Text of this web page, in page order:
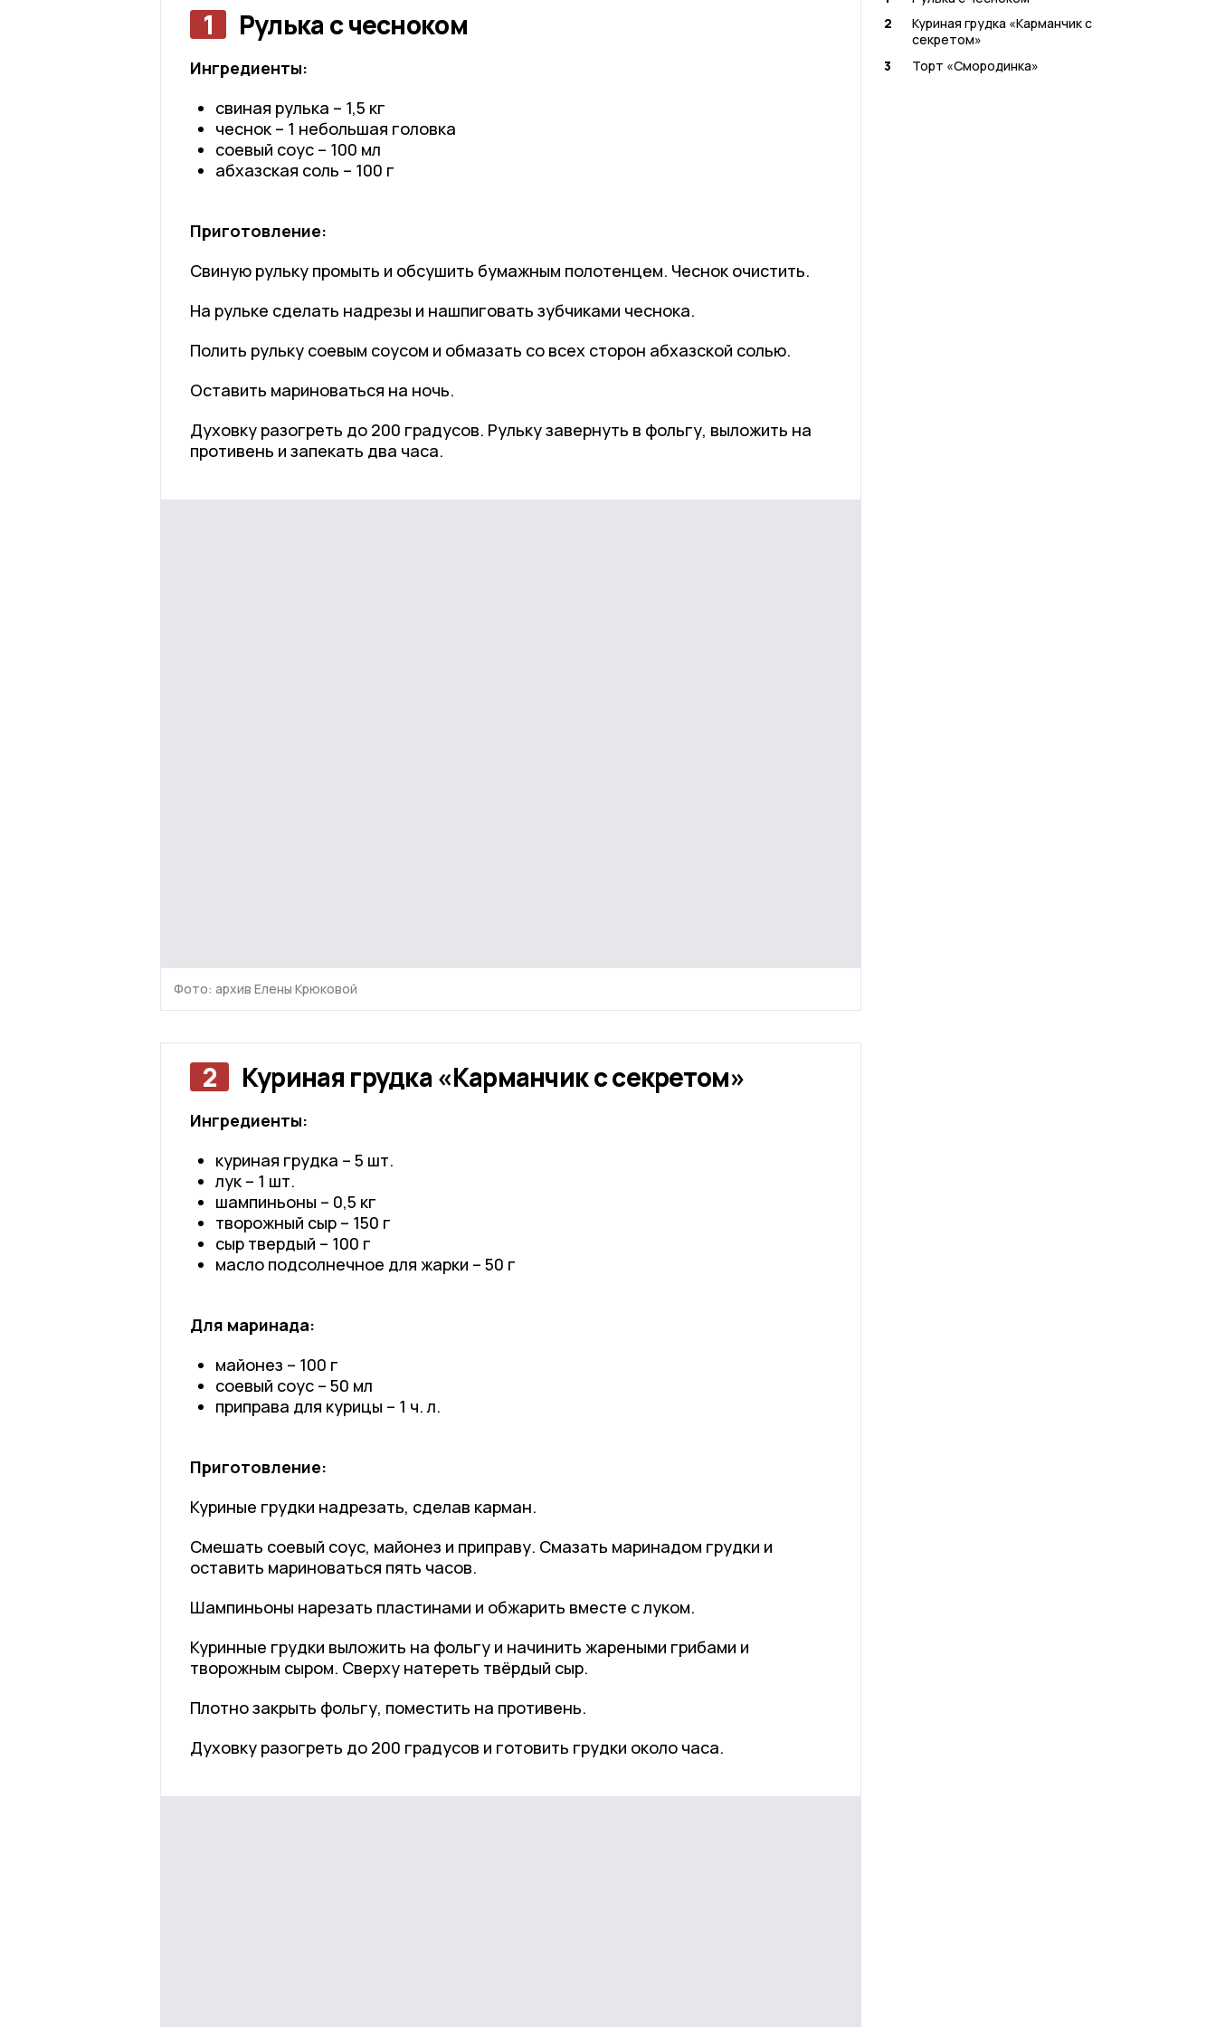
1 Рулька с чесноком
Ингредиенты:
свиная рулька – 1,5 кг
чеснок – 1 небольшая головка
соевый соус – 100 мл
абхазская соль – 100 г
Приготовление:
Свиную рульку промыть и обсушить бумажным полотенцем. Чеснок очистить.
На рульке сделать надрезы и нашпиговать зубчиками чеснока.
Полить рульку соевым соусом и обмазать со всех сторон абхазской солью.
Оставить мариноваться на ночь.
Духовку разогреть до 200 градусов. Рульку завернуть в фольгу, выложить на
противень и запекать два часа.
Фото: архив Елены Крюковой
2 Куриная грудка «Карманчик с секретом»
Ингредиенты:
куриная грудка – 5 шт.
лук – 1 шт.
шампиньоны – 0,5 кг
творожный сыр – 150 г
сыр твердый – 100 г
масло подсолнечное для жарки – 50 г
Для маринада:
майонез – 100 г
соевый соус – 50 мл
приправа для курицы – 1 ч. л.
Приготовление:
Куриные грудки надрезать, сделав карман.
Смешать соевый соус, майонез и приправу. Смазать маринадом грудки и
оставить мариноваться пять часов.
Шампиньоны нарезать пластинами и обжарить вместе с луком.
Куринные грудки выложить на фольгу и начинить жареными грибами и
творожным сыром. Сверху натереть твёрдый сыр.
Плотно закрыть фольгу, поместить на противень.
Духовку разогреть до 200 градусов и готовить грудки около часа.
2
Куриная грудка «Карманчик с
секретом»
3
Торт «Смородинка»